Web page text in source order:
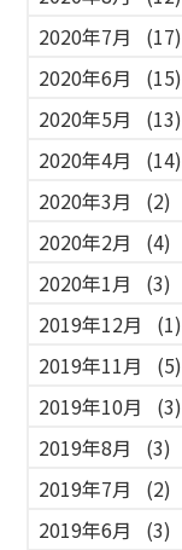
2020年7月
(17)
2020年6月
(15)
2020年5月
(13)
2020年4月
(14)
2020年3月
(2)
2020年2月
(4)
2020年1月
(3)
2019年12月
(1)
2019年11月
(5)
2019年10月
(3)
2019年8月
(3)
2019年7月
(2)
2019年6月
(3)